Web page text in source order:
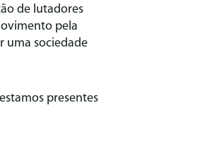
de lutadores
pela
uma sociedade
presentes